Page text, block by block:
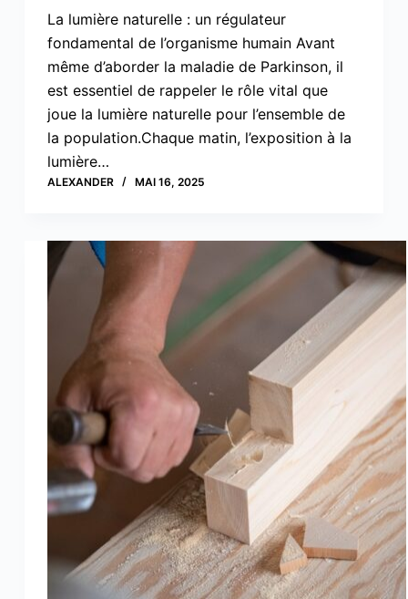
La lumière naturelle : un régulateur
fondamental de l’organisme humain Avant
même d’aborder la maladie de Parkinson, il
est essentiel de rappeler le rôle vital que
joue la lumière naturelle pour l’ensemble de
la population.Chaque matin, l’exposition à la
lumière…
ALEXANDER MAI 16, 2025